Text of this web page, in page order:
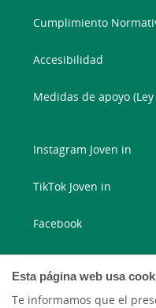
Esta página web usa
Te informamos que el
Cumplimiento
Accesibilidad
Medidas de apoyo
Instagram Joven in
TikTok Joven in
Facebook
Instagram
X